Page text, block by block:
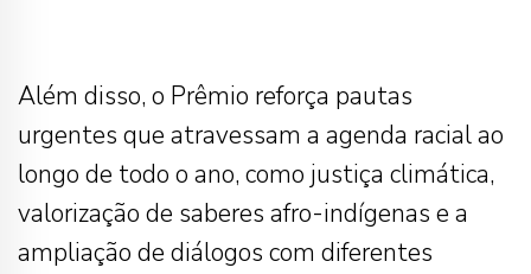
Além disso, o Prêmio reforça pautas
urgentes que atravessam a agenda racial ao
longo de todo o ano, como justiça climática,
valorização de saberes afro-indígenas e a
ampliação de diálogos com diferentes